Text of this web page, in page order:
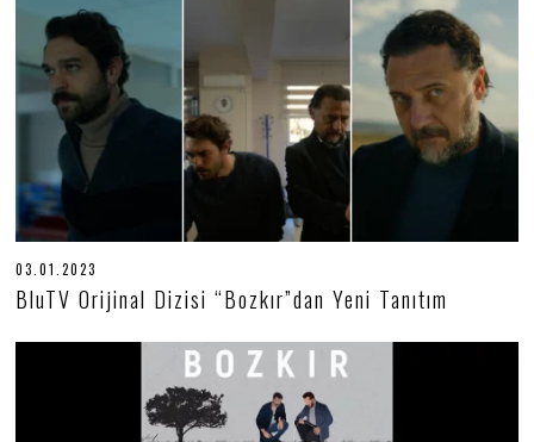
03.01.2023
3
.
1
BluTV Orijinal Dizisi “Bozkır”dan Yeni Tanıtım